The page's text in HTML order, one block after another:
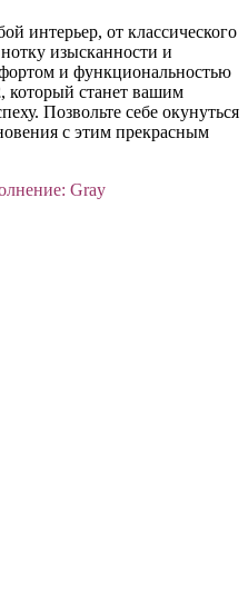
интерьер, от классического
изысканности и
и функциональностью
, который станет вашим
Позвольте себе окунуться
с этим прекрасным
Gray